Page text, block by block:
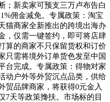
；新卖家可预支三万卢布告白
佣金减免。专属政策：淘宝
猫商家全新推出的跨境出海办
，仅需一键签约，即可将店肆
算的商家不只保留货权和订价
只需将境外订单货色发至中国
台完成。专属政策：得物对家
动户外等外贸沉点品类，供给
贸品牌商家，将获得0元金入
7天等政策搀扶。市场标的目